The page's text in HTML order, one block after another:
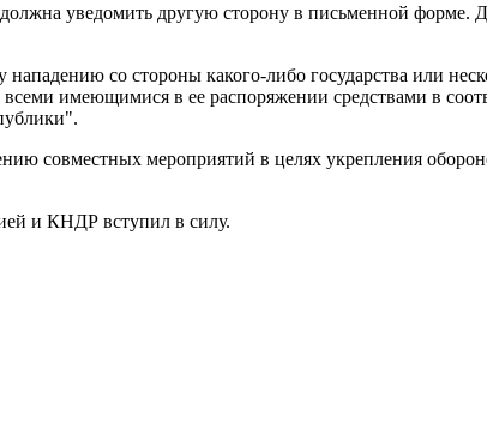
уведомить другую сторону в письменной форме.
со стороны какого-либо государства или
имеющимися в ее распоряжении средствами в
совместных мероприятий в целях укрепления
и КНДР вступил в силу.